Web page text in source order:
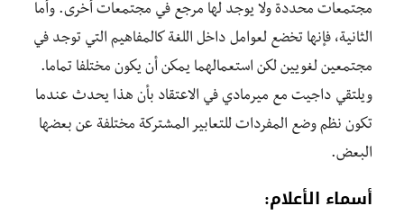
مجتمعات محددة ولا يوجد لها مرجع في مجتمعات أخرى. وأما
الثانية، فإنها تخضع لعوامل داخل اللغة كالمفاهيم التي توجد في
مجتمعين لغويين لكن استعمالهما يمكن أن يكون مختلفا تماما.
ويلتقي داجيت مع ميرمادي في الاعتقاد بأن هذا يحدث عندما
تكون نظم وضع المفردات للتعابير المشتركة مختلفة عن بعضها
البعض.
أسماء الأعلام: